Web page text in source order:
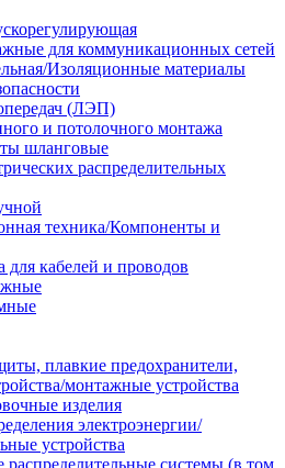
для коммуникационных сетей
Изоляционные материалы
(ЛЭП)
и потолочного монтажа
шланговые
распределительных
техника/Компоненты и
для кабелей и проводов
плавкие предохранители,
монтажные устройства
изделия
электроэнергии/
устройства
распределительные системы (в том